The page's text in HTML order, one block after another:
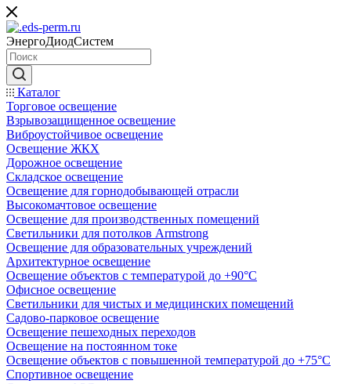
ЭнергоДиодСистем
Каталог
Торговое освещение
Взрывозащищенное освещение
Виброустойчивое освещение
Освещение ЖКХ
Дорожное освещение
Складское освещение
Освещение для горнодобывающей отрасли
Высокомачтовое освещение
Освещение для производственных помещений
Светильники для потолков Armstrong
Освещение для образовательных учреждений
Архитектурное освещение
Освещение объектов с температурой до +90°С
Офисное освещение
Светильники для чистых и медицинских помещений
Садово-парковое освещение
Освещение пешеходных переходов
Освещение на постоянном токе
Освещение объектов с повышенной температурой до +75°C
Спортивное освещение